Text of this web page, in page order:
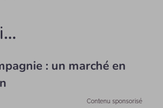
: un marché en
Contenu sponsorisé